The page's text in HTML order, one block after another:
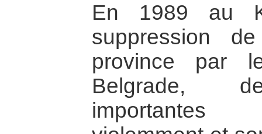
En 1989 au
suppression
province par
Belgrade,